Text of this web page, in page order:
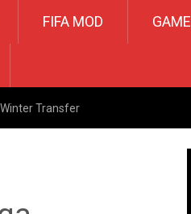
FIFA MOD
Transfer